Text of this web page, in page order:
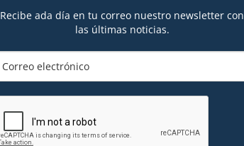
Recibe ada día en tu correo nuestro newsletter con
las últimas noticias.